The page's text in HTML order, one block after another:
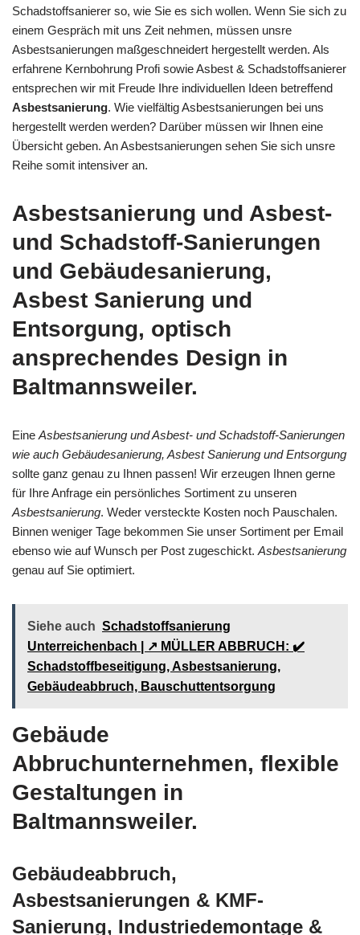
Schadstoffsanierer so, wie Sie es sich wollen. Wenn Sie sich zu
einem Gespräch mit uns Zeit nehmen, müssen unsre
Asbestsanierungen maßgeschneidert hergestellt werden. Als
erfahrene Kernbohrung Profi sowie Asbest & Schadstoffsanierer
entsprechen wir mit Freude Ihre individuellen Ideen betreffend
Asbestsanierung. Wie vielfältig Asbestsanierungen bei uns
hergestellt werden werden? Darüber müssen wir Ihnen eine
Übersicht geben. An Asbestsanierungen sehen Sie sich unsre
Reihe somit intensiver an.
Asbestsanierung und Asbest-
und Schadstoff-Sanierungen
und Gebäudesanierung,
Asbest Sanierung und
Entsorgung, optisch
ansprechendes Design in
Baltmannsweiler.
Eine Asbestsanierung und Asbest- und Schadstoff-Sanierungen
wie auch Gebäudesanierung, Asbest Sanierung und Entsorgung
sollte ganz genau zu Ihnen passen! Wir erzeugen Ihnen gerne
für Ihre Anfrage ein persönliches Sortiment zu unseren
Asbestsanierung. Weder versteckte Kosten noch Pauschalen.
Binnen weniger Tage bekommen Sie unser Sortiment per Email
ebenso wie auf Wunsch per Post zugeschickt. Asbestsanierung
genau auf Sie optimiert.
Siehe auch Schadstoffsanierung
Unterreichenbach | ↗️ MÜLLER ABBRUCH: ✔️
Schadstoffbeseitigung, Asbestsanierung,
Gebäudeabbruch, Bauschuttentsorgung
Gebäude
Abbruchunternehmen, flexible
Gestaltungen in
Baltmannsweiler.
Gebäudeabbruch,
Asbestsanierungen & KMF-
Sanierung, Industriedemontage &